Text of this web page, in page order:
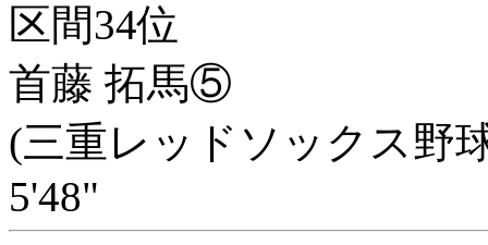
区間34位
首藤 拓馬⑤
(三重レッドソックス野
5'48"